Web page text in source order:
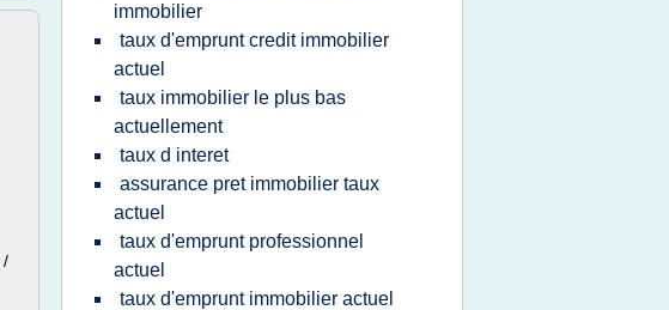
/
immobilier
taux d'emprunt credit immobilier
actuel
taux immobilier le plus bas
actuellement
taux d interet
assurance pret immobilier taux
actuel
taux d'emprunt professionnel
actuel
taux d'emprunt immobilier actuel